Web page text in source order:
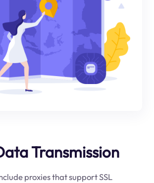
Transmission
proxies that support SSL